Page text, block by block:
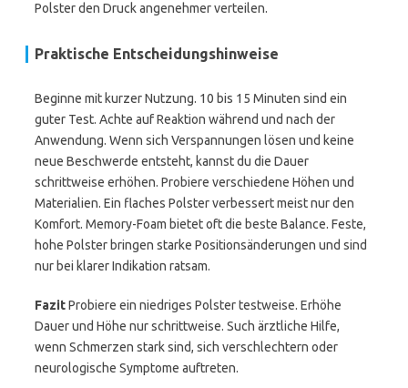
Polster den Druck angenehmer verteilen.
Praktische Entscheidungshinweise
Beginne mit kurzer Nutzung. 10 bis 15 Minuten sind ein
guter Test. Achte auf Reaktion während und nach der
Anwendung. Wenn sich Verspannungen lösen und keine
neue Beschwerde entsteht, kannst du die Dauer
schrittweise erhöhen. Probiere verschiedene Höhen und
Materialien. Ein flaches Polster verbessert meist nur den
Komfort. Memory-Foam bietet oft die beste Balance. Feste,
hohe Polster bringen starke Positionsänderungen und sind
nur bei klarer Indikation ratsam.
FazitProbiere ein niedriges Polster testweise. Erhöhe
Dauer und Höhe nur schrittweise. Such ärztliche Hilfe,
wenn Schmerzen stark sind, sich verschlechtern oder
neurologische Symptome auftreten.